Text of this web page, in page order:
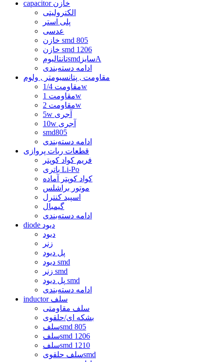
capacitor خازن
الکترولیتی
پلی استر
عدسی
خازن smd 805
خازن smd 1206
تانتالیومsmdسایزA
ادامه دسته‌بندی
مقاومت , پتانسیومتر , ولوم
مقاومت 1/4w
مقاومت 1w
مقاومت 2w
5w آجری
10w آجری
smd805
ادامه دسته‌بندی
قطعات ربات پروازی
فریم کواد کوپتر
باتری Li-Po
کواد کوپتر آماده
موتور براشلس
اسپید کنترل
گیمبال
ادامه دسته‌بندی
diode دیود
دیود
زنر
پل دیود
دیود smd
زنر smd
پل دیود smd
ادامه دسته‌بندی
inductor سلف
سلف مقاومتی
بشکه ای/حلقوی
سلفsmd 805
سلفsmd 1206
سلفsmd 1210
سلف حلقویsmd